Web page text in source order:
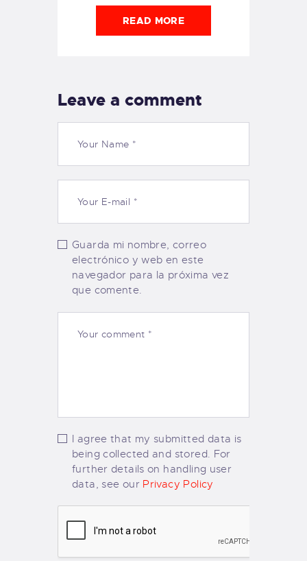
READ MORE
Leave a comment
Guarda mi nombre, correo
electrónico y web en este
navegador para la próxima vez
que comente.
I agree that my submitted data is
being collected and stored. For
further details on handling user
data, see our Privacy Policy